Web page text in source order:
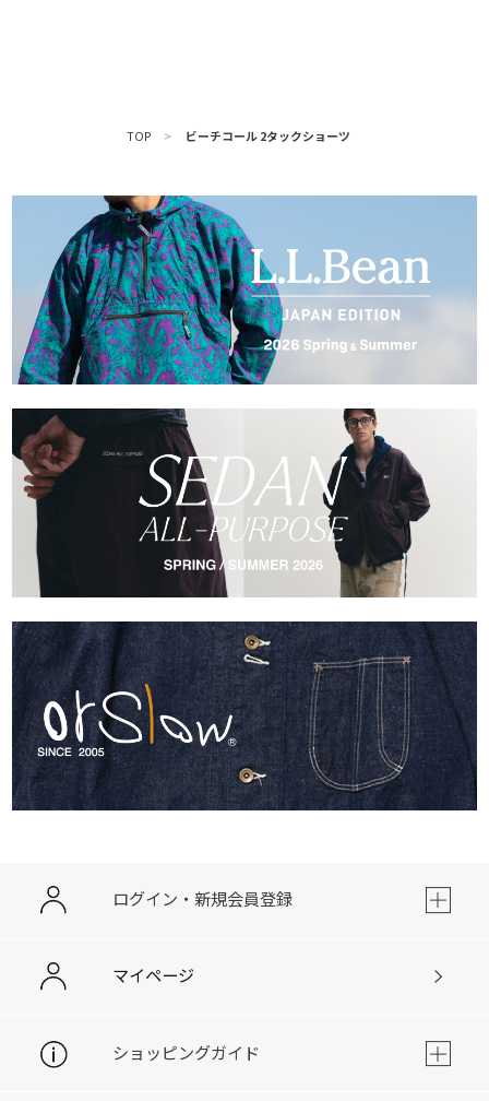
TOP > ビーチコール 2タックショーツ
ログイン・新規会員登録
マイページ
ショッピングガイド